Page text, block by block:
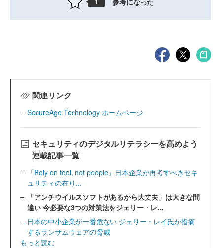
1
関連リンク
SecureAge Technology ホームページ
セキュリティのデジタルリテラシーを高めよう
連載記事一覧
「Rely on tool, not people」日本企業が再考すべきセキ
ュリティの在り...
「アンチウイルスソフトがあるから大丈夫」は大きな間
違い 今必要な3つの対策法をジェリー・レ...
日本の中小企業が一番危ない ジェリー・レイ氏が指摘
するランサムウェアの脅威
もっと読む